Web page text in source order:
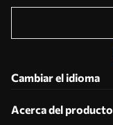
Cambiar el idioma
Acerca del producto